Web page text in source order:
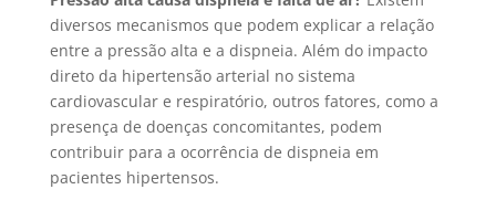
diversos mecanismos que podem explicar a relação
entre a pressão alta e a dispneia. Além do impacto
direto da hipertensão arterial no sistema
cardiovascular e respiratório, outros fatores, como a
presença de doenças concomitantes, podem
contribuir para a ocorrência de dispneia em
pacientes hipertensos.